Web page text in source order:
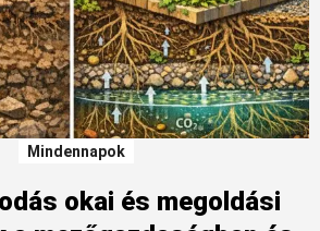
Mindennapok
okai és megoldási